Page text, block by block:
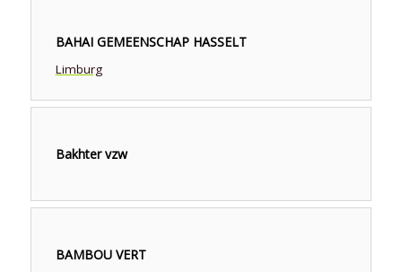
BAHAI GEMEENSCHAP HASSELT
Limburg
Bakhter vzw
BAMBOU VERT